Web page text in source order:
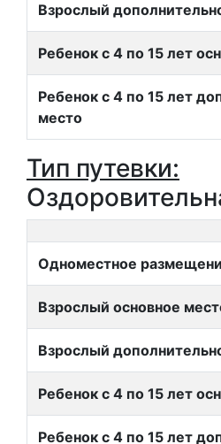
Взрослый
Ребенок с 4 по 15 лет
Ребенок с 4 по 15 лет
место
Тип путевки:
Одноместное
Взрослый основное
Взрослый
Ребенок с 4 по 15 лет
Ребенок с 4 по 15 лет